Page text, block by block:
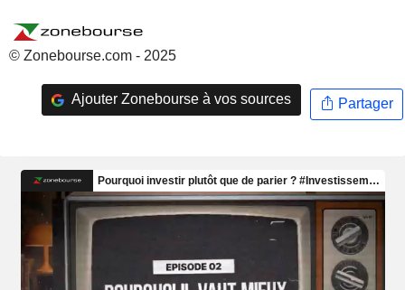
© Zonebourse.com - 2025
Ajouter Zonebourse à vos sources Partager